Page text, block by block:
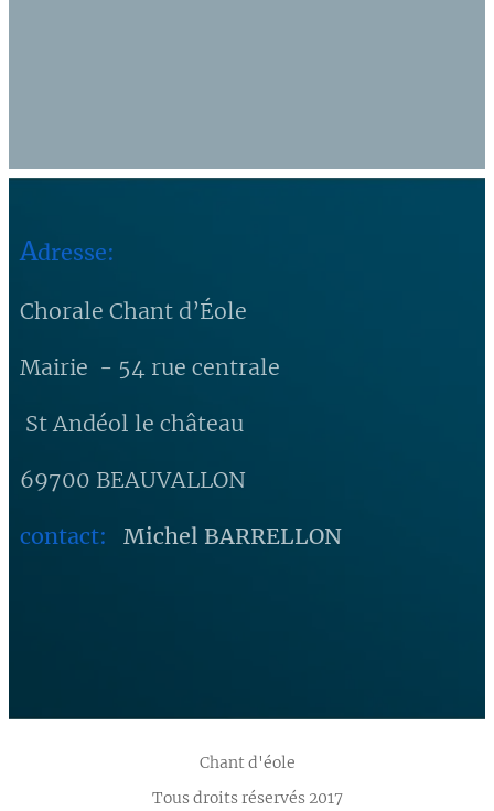
Adresse:
Chorale Chant d’Éole
Mairie - 54 rue centrale
St Andéol le château
69700 BEAUVALLON
contact: Michel BARRELLON
Chant d'éole
Tous droits réservés 2017